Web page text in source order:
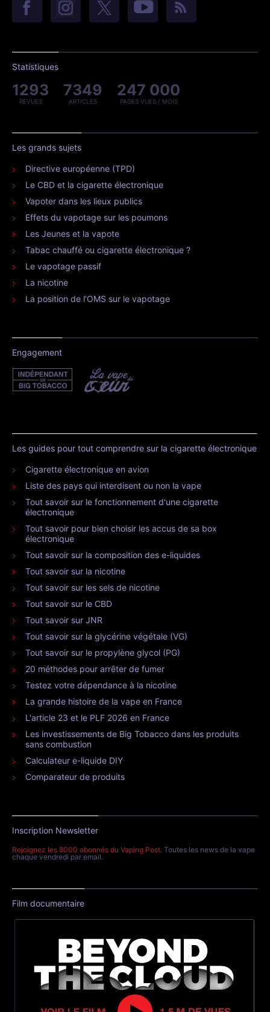
Statistiques
1293
REVUES
7349
ARTICLES
247 000
PAGES VUES / MOIS
Les grands sujets
Directive européenne (TPD)
Le CBD et la cigarette électronique
Vapoter dans les lieux publics
Effets du vapotage sur les poumons
Les Jeunes et la vapote
Tabac chauffé ou cigarette électronique ?
Le vapotage passif
La nicotine
La position de l’OMS sur le vapotage
Engagement
Les guides pour tout comprendre sur la cigarette électronique
Cigarette électronique en avion
Liste des pays qui interdisent ou non la vape
Tout savoir sur le fonctionnement d'une cigarette
électronique
Tout savoir pour bien choisir les accus de sa box
électronique
Tout savoir sur la composition des e-liquides
Tout savoir sur la nicotine
Tout savoir sur les sels de nicotine
Tout savoir sur le CBD
Tout savoir sur JNR
Tout savoir sur la glycérine végétale (VG)
Tout savoir sur le propylène glycol (PG)
20 méthodes pour arrêter de fumer
Testez votre dépendance à la nicotine
La grande histoire de la vape en France
L'article 23 et le PLF 2026 en France
Les investissements de Big Tobacco dans les produits
sans combustion
Calculateur e-liquide DIY
Comparateur de produits
Inscription Newsletter
Rejoignez les 8000 abonnés du Vaping Post. Toutes les news de la vape
chaque vendredi par email.
Film documentaire